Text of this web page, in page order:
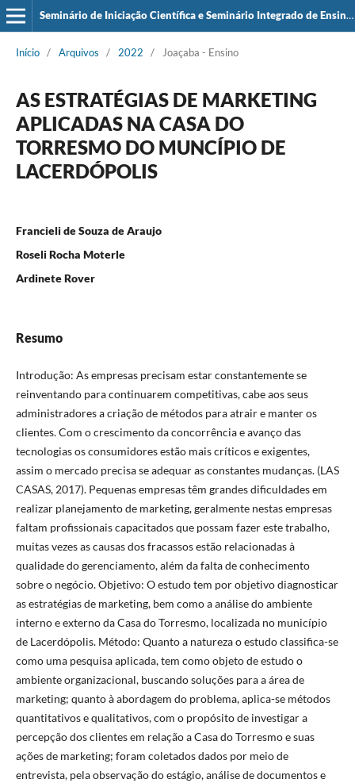
Seminário de Iniciação Científica e Seminário Integrado de Ensino, Pesquisa e Extensão (SIEPE)
Início / Arquivos / 2022 / Joaçaba - Ensino
AS ESTRATÉGIAS DE MARKETING
APLICADAS NA CASA DO
TORRESMO DO MUNCÍPIO DE
LACERDÓPOLIS
Francieli de Souza de Araujo
Roseli Rocha Moterle
Ardinete Rover
Resumo
Introdução: As empresas precisam estar constantemente se
reinventando para continuarem competitivas, cabe aos seus
administradores a criação de métodos para atrair e manter os
clientes. Com o crescimento da concorrência e avanço das
tecnologias os consumidores estão mais críticos e exigentes,
assim o mercado precisa se adequar as constantes mudanças. (LAS
CASAS, 2017). Pequenas empresas têm grandes dificuldades em
realizar planejamento de marketing, geralmente nestas empresas
faltam profissionais capacitados que possam fazer este trabalho,
muitas vezes as causas dos fracassos estão relacionadas à
qualidade do gerenciamento, além da falta de conhecimento
sobre o negócio. Objetivo: O estudo tem por objetivo diagnosticar
as estratégias de marketing, bem como a análise do ambiente
interno e externo da Casa do Torresmo, localizada no município
de Lacerdópolis. Método: Quanto a natureza o estudo classifica-se
como uma pesquisa aplicada, tem como objeto de estudo o
ambiente organizacional, buscando soluções para a área de
marketing; quanto à abordagem do problema, aplica-se métodos
quantitativos e qualitativos, com o propósito de investigar a
percepção dos clientes em relação a Casa do Torresmo e suas
ações de marketing; foram coletados dados por meio de
entrevista, pela observação do estágio, análise de documentos e